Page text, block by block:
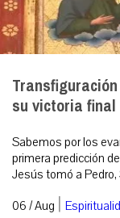
su victoria final
Sabemos por los
primera predicción
Jesús tomó a Pedro,
06 / Aug |